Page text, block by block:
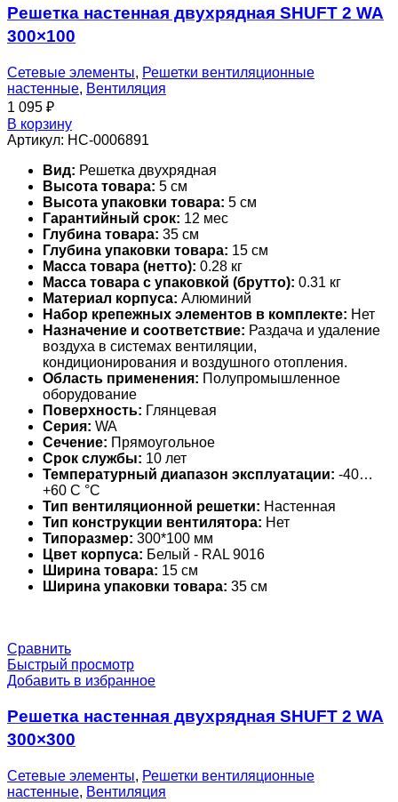
Решетка настенная двухрядная SHUFT 2 WA
300×100
Сетевые элементы, Решетки вентиляционные
настенные, Вентиляция
1 095 ₽
В корзину
Артикул: НС-0006891
Вид: Решетка двухрядная
Высота товара: 5 см
Высота упаковки товара: 5 см
Гарантийный срок: 12 мес
Глубина товара: 35 см
Глубина упаковки товара: 15 см
Масса товара (нетто): 0.28 кг
Масса товара с упаковкой (брутто): 0.31 кг
Материал корпуса: Алюминий
Набор крепежных элементов в комплекте: Нет
Назначение и соответствие: Раздача и удаление
воздуха в системах вентиляции,
кондиционирования и воздушного отопления.
Область применения: Полупромышленное
оборудование
Поверхность: Глянцевая
Серия: WA
Сечение: Прямоугольное
Срок службы: 10 лет
Температурный диапазон эксплуатации: -40…
+60 С °С
Тип вентиляционной решетки: Настенная
Тип конструкции вентилятора: Нет
Типоразмер: 300*100 мм
Цвет корпуса: Белый - RAL 9016
Ширина товара: 15 см
Ширина упаковки товара: 35 см
Сравнить
Быстрый просмотр
Добавить в избранное
Решетка настенная двухрядная SHUFT 2 WA
300×300
Сетевые элементы, Решетки вентиляционные
настенные, Вентиляция